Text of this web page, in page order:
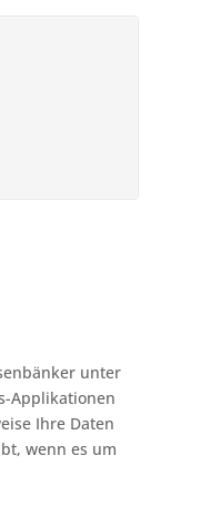
unter
Applikationen
Ihre Daten
wenn es um